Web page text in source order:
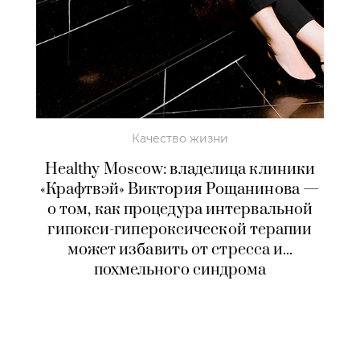
Качество жизни
Healthy Moscow: владелица клиники
«Крафтвэй» Виктория Рощанинова —
о том, как процедура интервальной
гипокси-гипероксической терапии
может избавить от стресса и...
похмельного синдрома